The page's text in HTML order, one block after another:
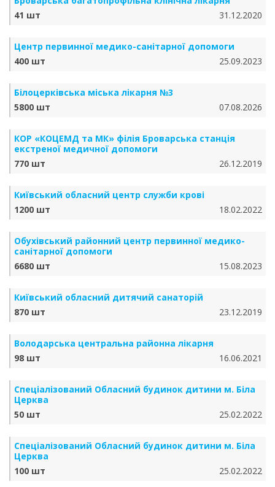
41 шт
31.12.2020
Центр первинної медико-санітарної допомоги
400 шт
25.09.2023
Білоцерківська міська лікарня №3
5800 шт
07.08.2026
КОР «КОЦЕМД та МК» філія Броварська станція
екстреної медичної допомоги
770 шт
26.12.2019
Київський обласний центр служби крові
1200 шт
18.02.2022
Обухівський районний центр первинної медико-
санітарної допомоги
6680 шт
15.08.2023
Київський обласний дитячий санаторій
870 шт
23.12.2019
Володарська центральна районна лікарня
98 шт
16.06.2021
Спеціалізований Обласний будинок дитини м. Біла
Церква
50 шт
25.02.2022
Спеціалізований Обласний будинок дитини м. Біла
Церква
100 шт
25.02.2022